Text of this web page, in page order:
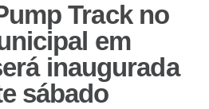
Track no
em
inaugurada
sábado